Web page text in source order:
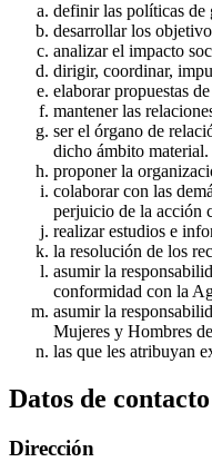
definir las políticas de
desarrollar los
analizar el impacto
dirigir, coordinar,
elaborar propuestas
mantener las
ser el órgano de
dicho ámbito material.
proponer la
colaborar con las
perjuicio de la acción
realizar estudios e
la resolución de los
asumir la
conformidad con la
asumir la
Mujeres y Hombres
las que les atribuyan
Datos de contacto
Dirección